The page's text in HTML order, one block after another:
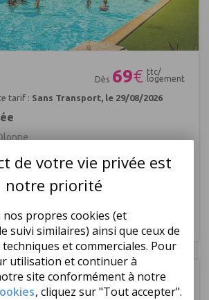
de votre vie privée est
notre priorité
propres cookies (et
suivi similaires) ainsi que ceux de
et commerciales. Pour
utilisation et continuer à
site conformément à notre
, cliquez sur "Tout accepter".
Dès 69€ ttc/
logement
tarif : Sans Transport, le 29/08/2026
Selon
| Sans Transport
Charente Maritime
des Pins 4*